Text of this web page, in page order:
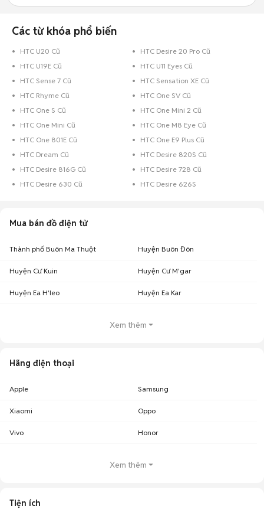
Các từ khóa phổ biến
HTC U20 Cũ
HTC Desire 20 Pro Cũ
HTC U19E Cũ
HTC U11 Eyes Cũ
HTC Sense 7 Cũ
HTC Sensation XE Cũ
HTC Rhyme Cũ
HTC One SV Cũ
HTC One S Cũ
HTC One Mini 2 Cũ
HTC One Mini Cũ
HTC One M8 Eye Cũ
HTC One 801E Cũ
HTC One E9 Plus Cũ
HTC Dream Cũ
HTC Desire 820S Cũ
HTC Desire 816G Cũ
HTC Desire 728 Cũ
HTC Desire 630 Cũ
HTC Desire 626S
Mua bán đồ điện tử
Thành phố Buôn Ma Thuột Huyện Buôn Đôn
Huyện Cư Kuin Huyện Cư M'gar
Huyện Ea H'leo Huyện Ea Kar
Xem thêm
Hãng điện thoại
Apple Samsung
Xiaomi Oppo
Vivo Honor
Xem thêm
Tiện ích